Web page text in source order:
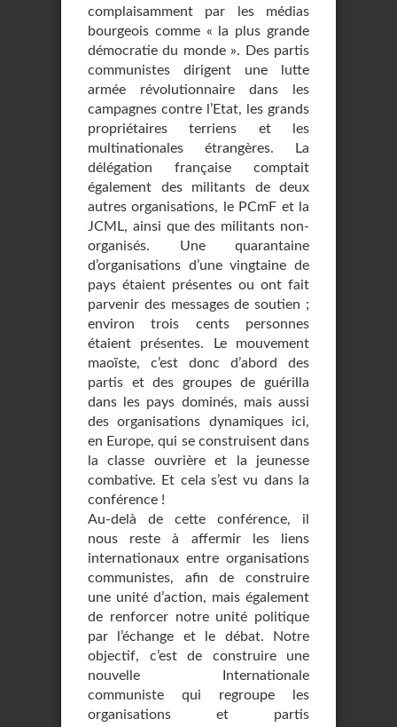
complaisamment par les médias
bourgeois comme « la plus grande
démocratie du monde ». Des partis
communistes dirigent une lutte
armée révolutionnaire dans les
campagnes contre l’Etat, les grands
propriétaires terriens et les
multinationales étrangères. La
délégation française comptait
également des militants de deux
autres organisations, le PCmF et la
JCML, ainsi que des militants non-
organisés. Une quarantaine
d’organisations d’une vingtaine de
pays étaient présentes ou ont fait
parvenir des messages de soutien ;
environ trois cents personnes
étaient présentes. Le mouvement
maoïste, c’est donc d’abord des
partis et des groupes de guérilla
dans les pays dominés, mais aussi
des organisations dynamiques ici,
en Europe, qui se construisent dans
la classe ouvrière et la jeunesse
combative. Et cela s’est vu dans la
conférence !
Au-delà de cette conférence, il
nous reste à affermir les liens
internationaux entre organisations
communistes, afin de construire
une unité d’action, mais également
de renforcer notre unité politique
par l’échange et le débat. Notre
objectif, c’est de construire une
nouvelle Internationale
communiste qui regroupe les
organisations et partis